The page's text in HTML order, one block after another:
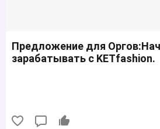
Предложение для
зарабатывать с KETfashion.